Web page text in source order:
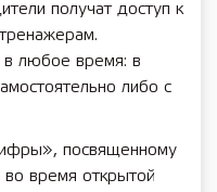
получат доступ к
в любое время: в
либо с
посвященному
время открытой